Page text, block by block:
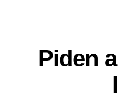
Piden